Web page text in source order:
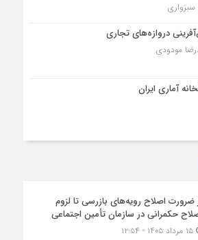
سبزواری
دروازه‌های تجاری
مودودی
آماری ایران
ضرورت اصلاح رویه‌های بازرسی تا لزوم
حکمرانی در سازمان تأمین اجتماعی
۱۵ مرداد ۱۴۰۵ - ۱۲:۵۴